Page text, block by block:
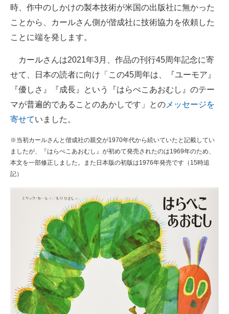
時、作中のしかけの製本技術が米国の出版社に無かった
ことから、カールさん側が偕成社に技術協力を依頼した
ことに端を発します。
カールさんは2021年3月、作品の刊行45周年記念に寄
せて、日本の読者に向け「この45周年は、『ユーモア』
『優しさ』『成長』という『はらぺこあおむし』のテー
マが普遍的であることのあかしです」との メッセージを
寄せていました。
※当初カールさんと偕成社の親交が1970年代から続いていたと記載してい
ましたが、『はらぺこあおむし』が初めて発売されたのは1969年のため、
本文を一部修正しました。また日本版の初版は1976年発売です（15時追
記）